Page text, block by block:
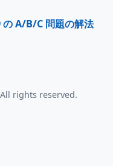
A/B/C 問題の解法
rights reserved.